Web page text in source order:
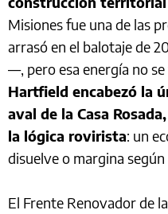
Misiones fue una de las
arrasó en el balotaje de
—, pero esa energía no
Hartfield encabezó la
aval de la Casa
la lógica rovirista: un
disuelve o margina según
El Frente Renovador de